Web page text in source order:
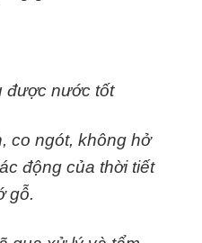
được nước tốt
co ngót, không hở
động của thời tiết
gỗ.